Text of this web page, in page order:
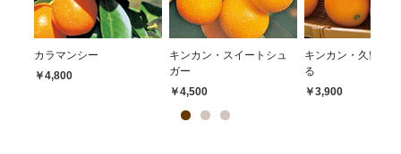
カラマンシー
￥4,800
キンカン・スイートシュ
ガー
￥4,500
キンカン・久留米
る
￥3,900